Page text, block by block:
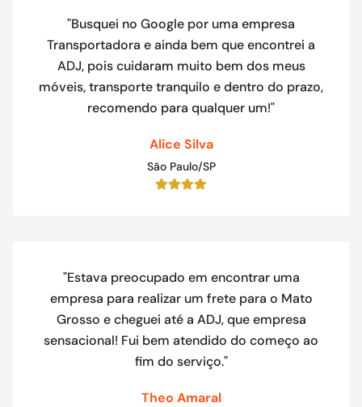
"Busquei no Google por uma empresa
Transportadora e ainda bem que encontrei a
ADJ, pois cuidaram muito bem dos meus
móveis, transporte tranquilo e dentro do prazo,
recomendo para qualquer um!"
Alice Silva
São Paulo/SP
"Estava preocupado em encontrar uma
empresa para realizar um frete para o Mato
Grosso e cheguei até a ADJ, que empresa
sensacional! Fui bem atendido do começo ao
fim do serviço."
Theo Amaral